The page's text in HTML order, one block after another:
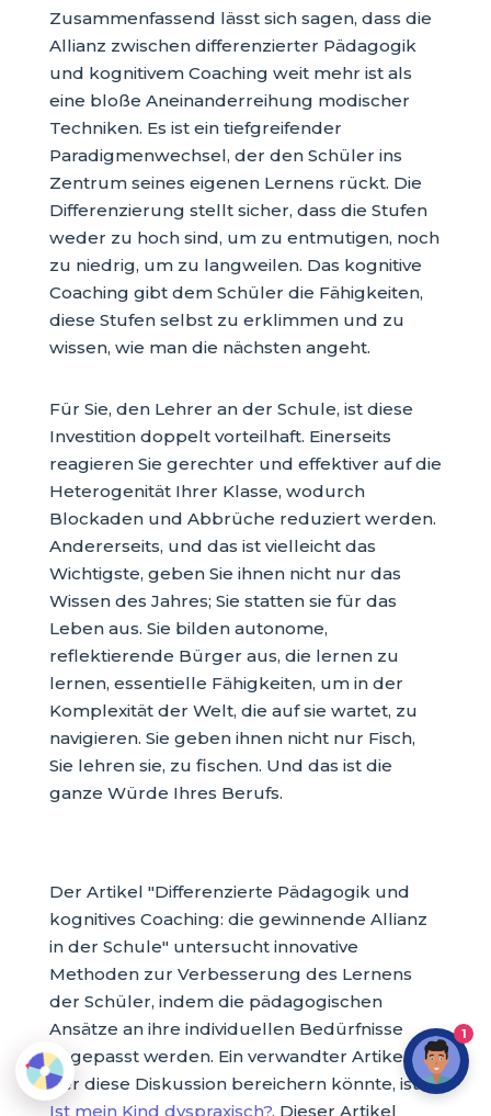
Zusammenfassend lässt sich sagen, dass die
Allianz zwischen differenzierter Pädagogik
und kognitivem Coaching weit mehr ist als
eine bloße Aneinanderreihung modischer
Techniken. Es ist ein tiefgreifender
Paradigmenwechsel, der den Schüler ins
Zentrum seines eigenen Lernens rückt. Die
Differenzierung stellt sicher, dass die Stufen
weder zu hoch sind, um zu entmutigen, noch
zu niedrig, um zu langweilen. Das kognitive
Coaching gibt dem Schüler die Fähigkeiten,
diese Stufen selbst zu erklimmen und zu
wissen, wie man die nächsten angeht.
Für Sie, den Lehrer an der Schule, ist diese
Investition doppelt vorteilhaft. Einerseits
reagieren Sie gerechter und effektiver auf die
Heterogenität Ihrer Klasse, wodurch
Blockaden und Abbrüche reduziert werden.
Andererseits, und das ist vielleicht das
Wichtigste, geben Sie ihnen nicht nur das
Wissen des Jahres; Sie statten sie für das
Leben aus. Sie bilden autonome,
reflektierende Bürger aus, die lernen zu
lernen, essentielle Fähigkeiten, um in der
Komplexität der Welt, die auf sie wartet, zu
navigieren. Sie geben ihnen nicht nur Fisch,
Sie lehren sie, zu fischen. Und das ist die
ganze Würde Ihres Berufs.
Der Artikel "Differenzierte Pädagogik und
kognitives Coaching: die gewinnende Allianz
in der Schule" untersucht innovative
Methoden zur Verbesserung des Lernens
der Schüler, indem die pädagogischen
Ansätze an ihre individuellen Bedürfnisse
angepasst werden. Ein verwandter Artikel,
der diese Diskussion bereichern könnte, ist
Ist mein Kind dyspraxisch?. Dieser Artikel
1